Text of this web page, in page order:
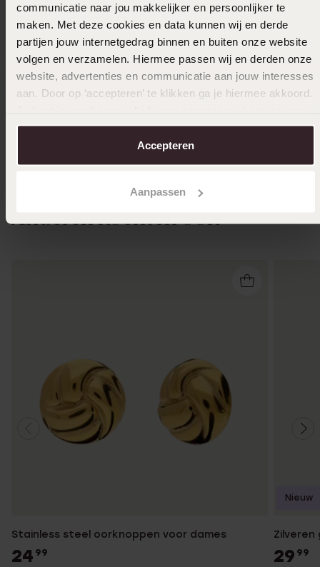
communicatie naar jou makkelijker en persoonlijker te
maken. Met deze cookies en data kunnen wij en derde
partijen jouw internetgedrag binnen en buiten onze website
volgen en verzamelen. Hiermee passen wij en derden onze
website, advertenties en communicatie aan jouw interesses
aan. Door op ‘accepteren’ te klikken ga je hiermee akkoord.
over in onscookiebeleid.
Accepteren
Aanpassen
9 karaat ketting met diamond cut gourmet
Anderen kochten ook
Stainless steel oorknoppen voor dames
24 99 29 99
Nieuw